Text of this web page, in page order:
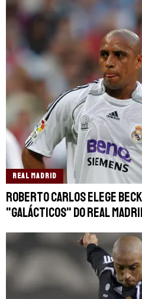
REAL MADRID
Roberto Carlos elege
"Galácticos" do Real